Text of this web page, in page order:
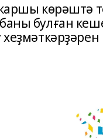
көрәштә
булған